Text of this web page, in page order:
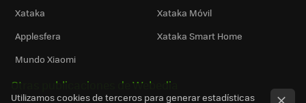
Xataka
Xataka Móvil
Applesfera
Xataka Smart Home
Mundo Xiaomi
Otras publicaciones de Webedia
Utilizamos cookies de terceros para generar estadísticas